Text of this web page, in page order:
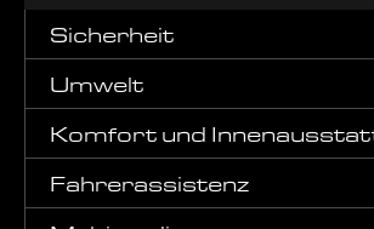
Sicherheit
Umwelt
Komfort und
Fahrerassistenz